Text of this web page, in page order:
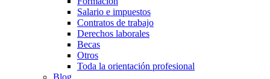
Salario e impuestos
Contratos de trabajo
Derechos laborales
Becas
Otros
Toda la orientación profesional
Blog